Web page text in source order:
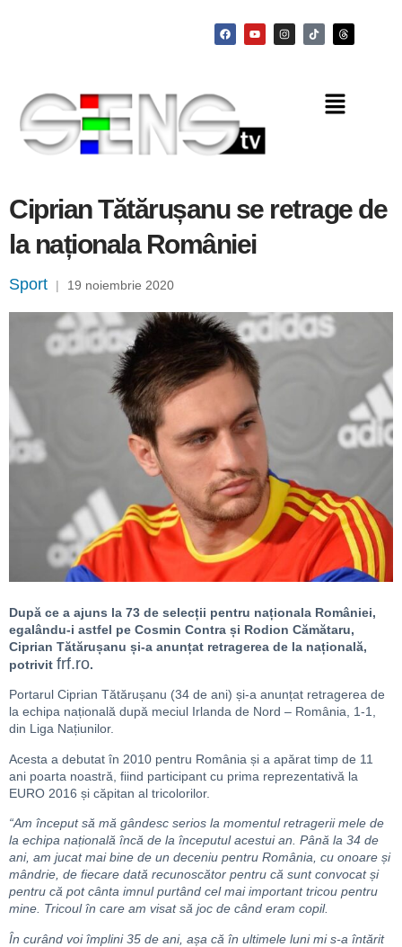
Ciprian Tătărușanu se retrage de
la naționala României
Sport | 19 noiembrie 2020
După ce a ajuns la 73 de selecții pentru naționala României,
egalându-i astfel pe Cosmin Contra și Rodion Cămătaru,
Ciprian Tătărușanu și-a anunțat retragerea de la națională,
potrivit frf.ro.
Portarul Ciprian Tătărușanu (34 de ani) și-a anunțat retragerea de
la echipa națională după meciul Irlanda de Nord – România, 1-1,
din Liga Națiunilor.
Acesta a debutat în 2010 pentru România și a apărat timp de 11
ani poarta noastră, fiind participant cu prima reprezentativă la
EURO 2016 și căpitan al tricolorilor.
“Am început să mă gândesc serios la momentul retragerii mele de
la echipa națională încă de la începutul acestui an. Până la 34 de
ani, am jucat mai bine de un deceniu pentru România, cu onoare și
mândrie, de fiecare dată recunoscător pentru că sunt convocat și
pentru că pot cânta imnul purtând cel mai important tricou pentru
mine. Tricoul în care am visat să joc de când eram copil.
În curând voi împlini 35 de ani, așa că în ultimele luni mi s-a întărit